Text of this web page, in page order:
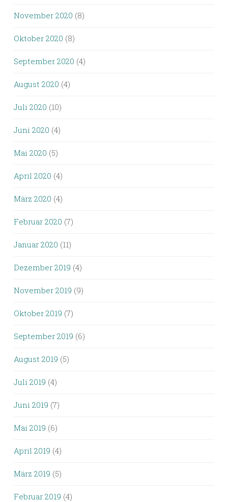
November 2020 (8)
Oktober 2020 (8)
September 2020 (4)
August 2020 (4)
Juli 2020 (10)
Juni 2020 (4)
Mai 2020 (5)
April 2020 (4)
März 2020 (4)
Februar 2020 (7)
Januar 2020 (11)
Dezember 2019 (4)
November 2019 (9)
Oktober 2019 (7)
September 2019 (6)
August 2019 (5)
Juli 2019 (4)
Juni 2019 (7)
Mai 2019 (6)
April 2019 (4)
März 2019 (5)
Februar 2019 (4)